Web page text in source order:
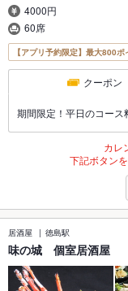
4000円
60席
【アプリ予約限定】最大800
クーポン
期間限定！平日のコース
カレ
下記ボタン
居酒屋 徳島駅
味の城 個室居酒屋